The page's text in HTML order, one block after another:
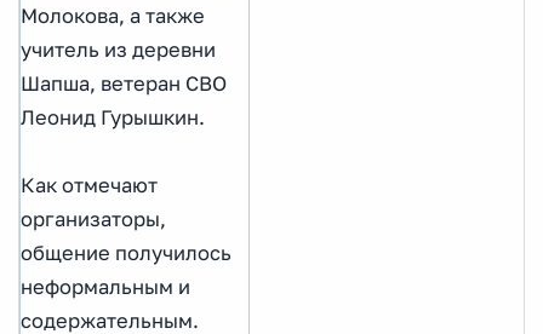
Молокова, а также
учитель из деревни
Шапша, ветеран СВО
Леонид Гурышкин.
Как отмечают
организаторы,
общение получилось
неформальным и
содержательным.